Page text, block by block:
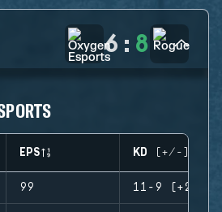
6 : 8
EPS KD (+/-)
99 11-9 (+2)